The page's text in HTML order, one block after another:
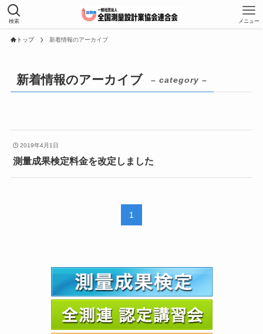
検索 メニュー
トップ 新着情報のアーカイブ
新着情報のアーカイブ – category –
2019年4月1日
測量成果検定料金を改定しました
1